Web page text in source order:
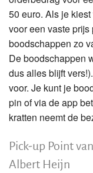
50 euro. Als je
voor een vaste
boodschappen zo
De boodschappen
dus alles blijft
voor. Je kunt je
pin of via de app
kratten neemt de
Pick-up Point van
Albert Heijn